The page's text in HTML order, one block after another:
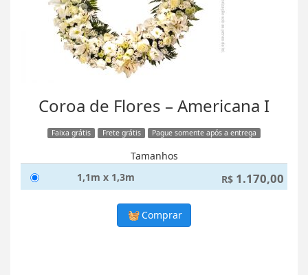
Coroa de Flores – Americana I
Faixa grátis Frete grátis Pague somente após a entrega
Tamanhos
1,1m x 1,3m
R$ 1.170,00
Comprar